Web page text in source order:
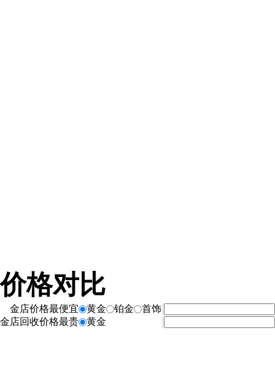
价格对比
金店价格最便宜 黄金 铂金
首饰
金店回收价格最贵
黄金